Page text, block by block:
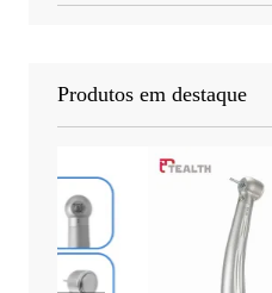
Produtos em destaque